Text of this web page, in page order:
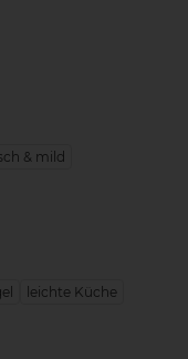
& mild
leichte Küche